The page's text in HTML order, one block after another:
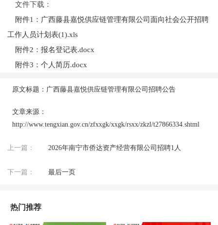
文件下载：
附件1：广西藤县嘉悦供应链管理有限公司面向社会公开招聘
工作人员计划表(1).xls
附件2：报名登记表.docx
附件3：个人简历.docx
原文标题：广西藤县嘉悦供应链管理有限公司招聘公告
文章来源：
http://www.tengxian.gov.cn/zfxxgk/xxgk/rsxx/zkzl/t27866334.shtml
上一篇： 2026年南宁市侨达资产经营有限公司招聘1人
下一篇： 最后一页
热门推荐